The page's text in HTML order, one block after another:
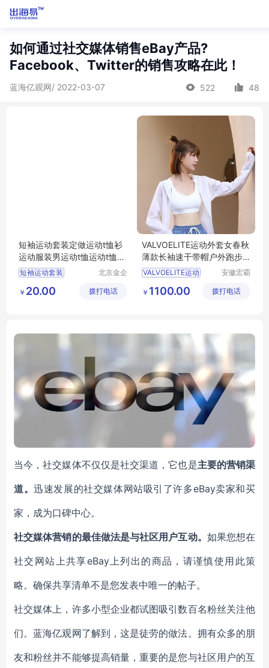
如何通过社交媒体销售eBay产品?
Facebook、Twitter的销售攻略在此！
蓝海亿观网/ 2022-03-07 522 48
短袖运动套装定做运动t恤衫
运动服装男运动t恤运动t恤
女
短袖运动套装
运动服装 男运动t恤
北京金企
有限公司
￥ 20.00 拨打电话
VALVOELITE运动外套女春秋
薄款长袖速干带帽户外跑步
防晒健身罩衫
VALVOELITE运动
安徽宏霸
有限公司
￥ 1100.00 拨打电话
当今，社交媒体不仅仅是社交渠道，它也是主要的营销渠
道。迅速发展的社交媒体网站吸引了许多eBay卖家和买
家，成为口碑中心。
社交媒体营销的最佳做法是与社区用户互动。 如果您想在
社交网站上共享eBay上列出的商品，请谨慎使用此策
略。确保共享清单不是您发表中唯一的帖子。
社交媒体上，许多小型企业都试图吸引数百名粉丝关注他
们。蓝海亿观网了解到，这是徒劳的做法。拥有众多的朋
友和粉丝并不能够提高销量，重要的是您与社区用户的互